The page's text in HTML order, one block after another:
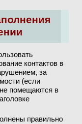
контактов в
за
(если
помещаются в
правильно